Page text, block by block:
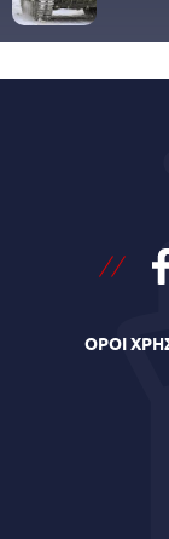
ΟΡΟΙ